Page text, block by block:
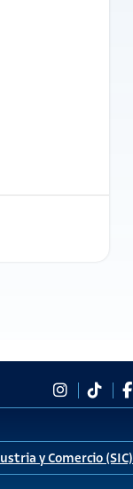
y Comercio (SIC)